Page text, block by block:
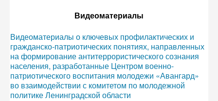
Видеоматериалы
Видеоматериалы о ключевых профилактических и
гражданско-патриотических понятиях, направленных
на формирование антитеррористического сознания
населения, разработанные Центром военно-
патриотического воспитания молодежи «Авангард»
во взаимодействии с комитетом по молодежной
политике Ленинградской области